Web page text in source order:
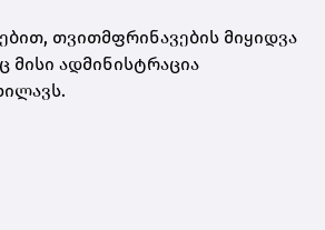
თვითმფრინავების მიყიდვა
მისი ადმინისტრაცია